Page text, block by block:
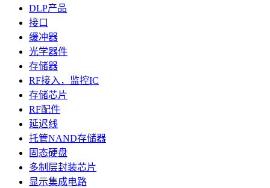
DLP产品
接口
缓冲器
光学器件
存储器
RF接入，监控IC
存储芯片
RF配件
延迟线
托管NAND存储器
固态硬盘
多制层封装芯片
显示集成电路